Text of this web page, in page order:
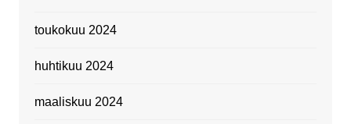
toukokuu 2024
huhtikuu 2024
maaliskuu 2024